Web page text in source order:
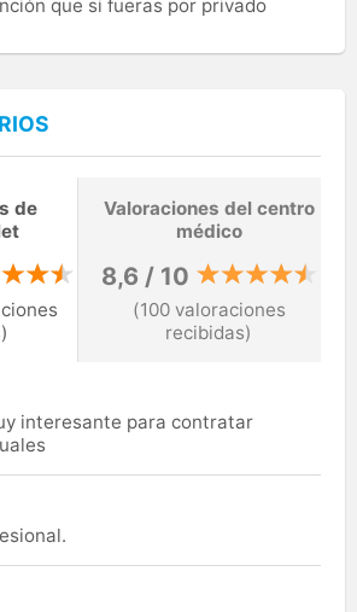
que si fueras por privado
de
Valoraciones del centro
médico
8,6 / 10
(100 valoraciones
recibidas)
interesante para contratar